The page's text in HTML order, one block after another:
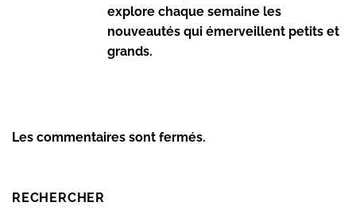
explore chaque semaine les
nouveautés qui émerveillent petits et
grands.
Les commentaires sont fermés.
RECHERCHER